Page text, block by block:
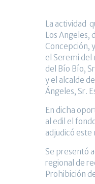
La actividad
Los Angeles,
Concepción,
el Seremi del
del Bío Bío,
y el alcalde
Ángeles, Sr.
En dicha
al edil el
adjudicó este
Se presentó
regional de
Prohibición